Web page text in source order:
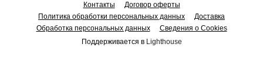
Контакты
Договор оферты
Политика обработки персональных данных
Доставка
Обработка персональных данных
Сведения о Cookies
Поддерживается в Lighthouse